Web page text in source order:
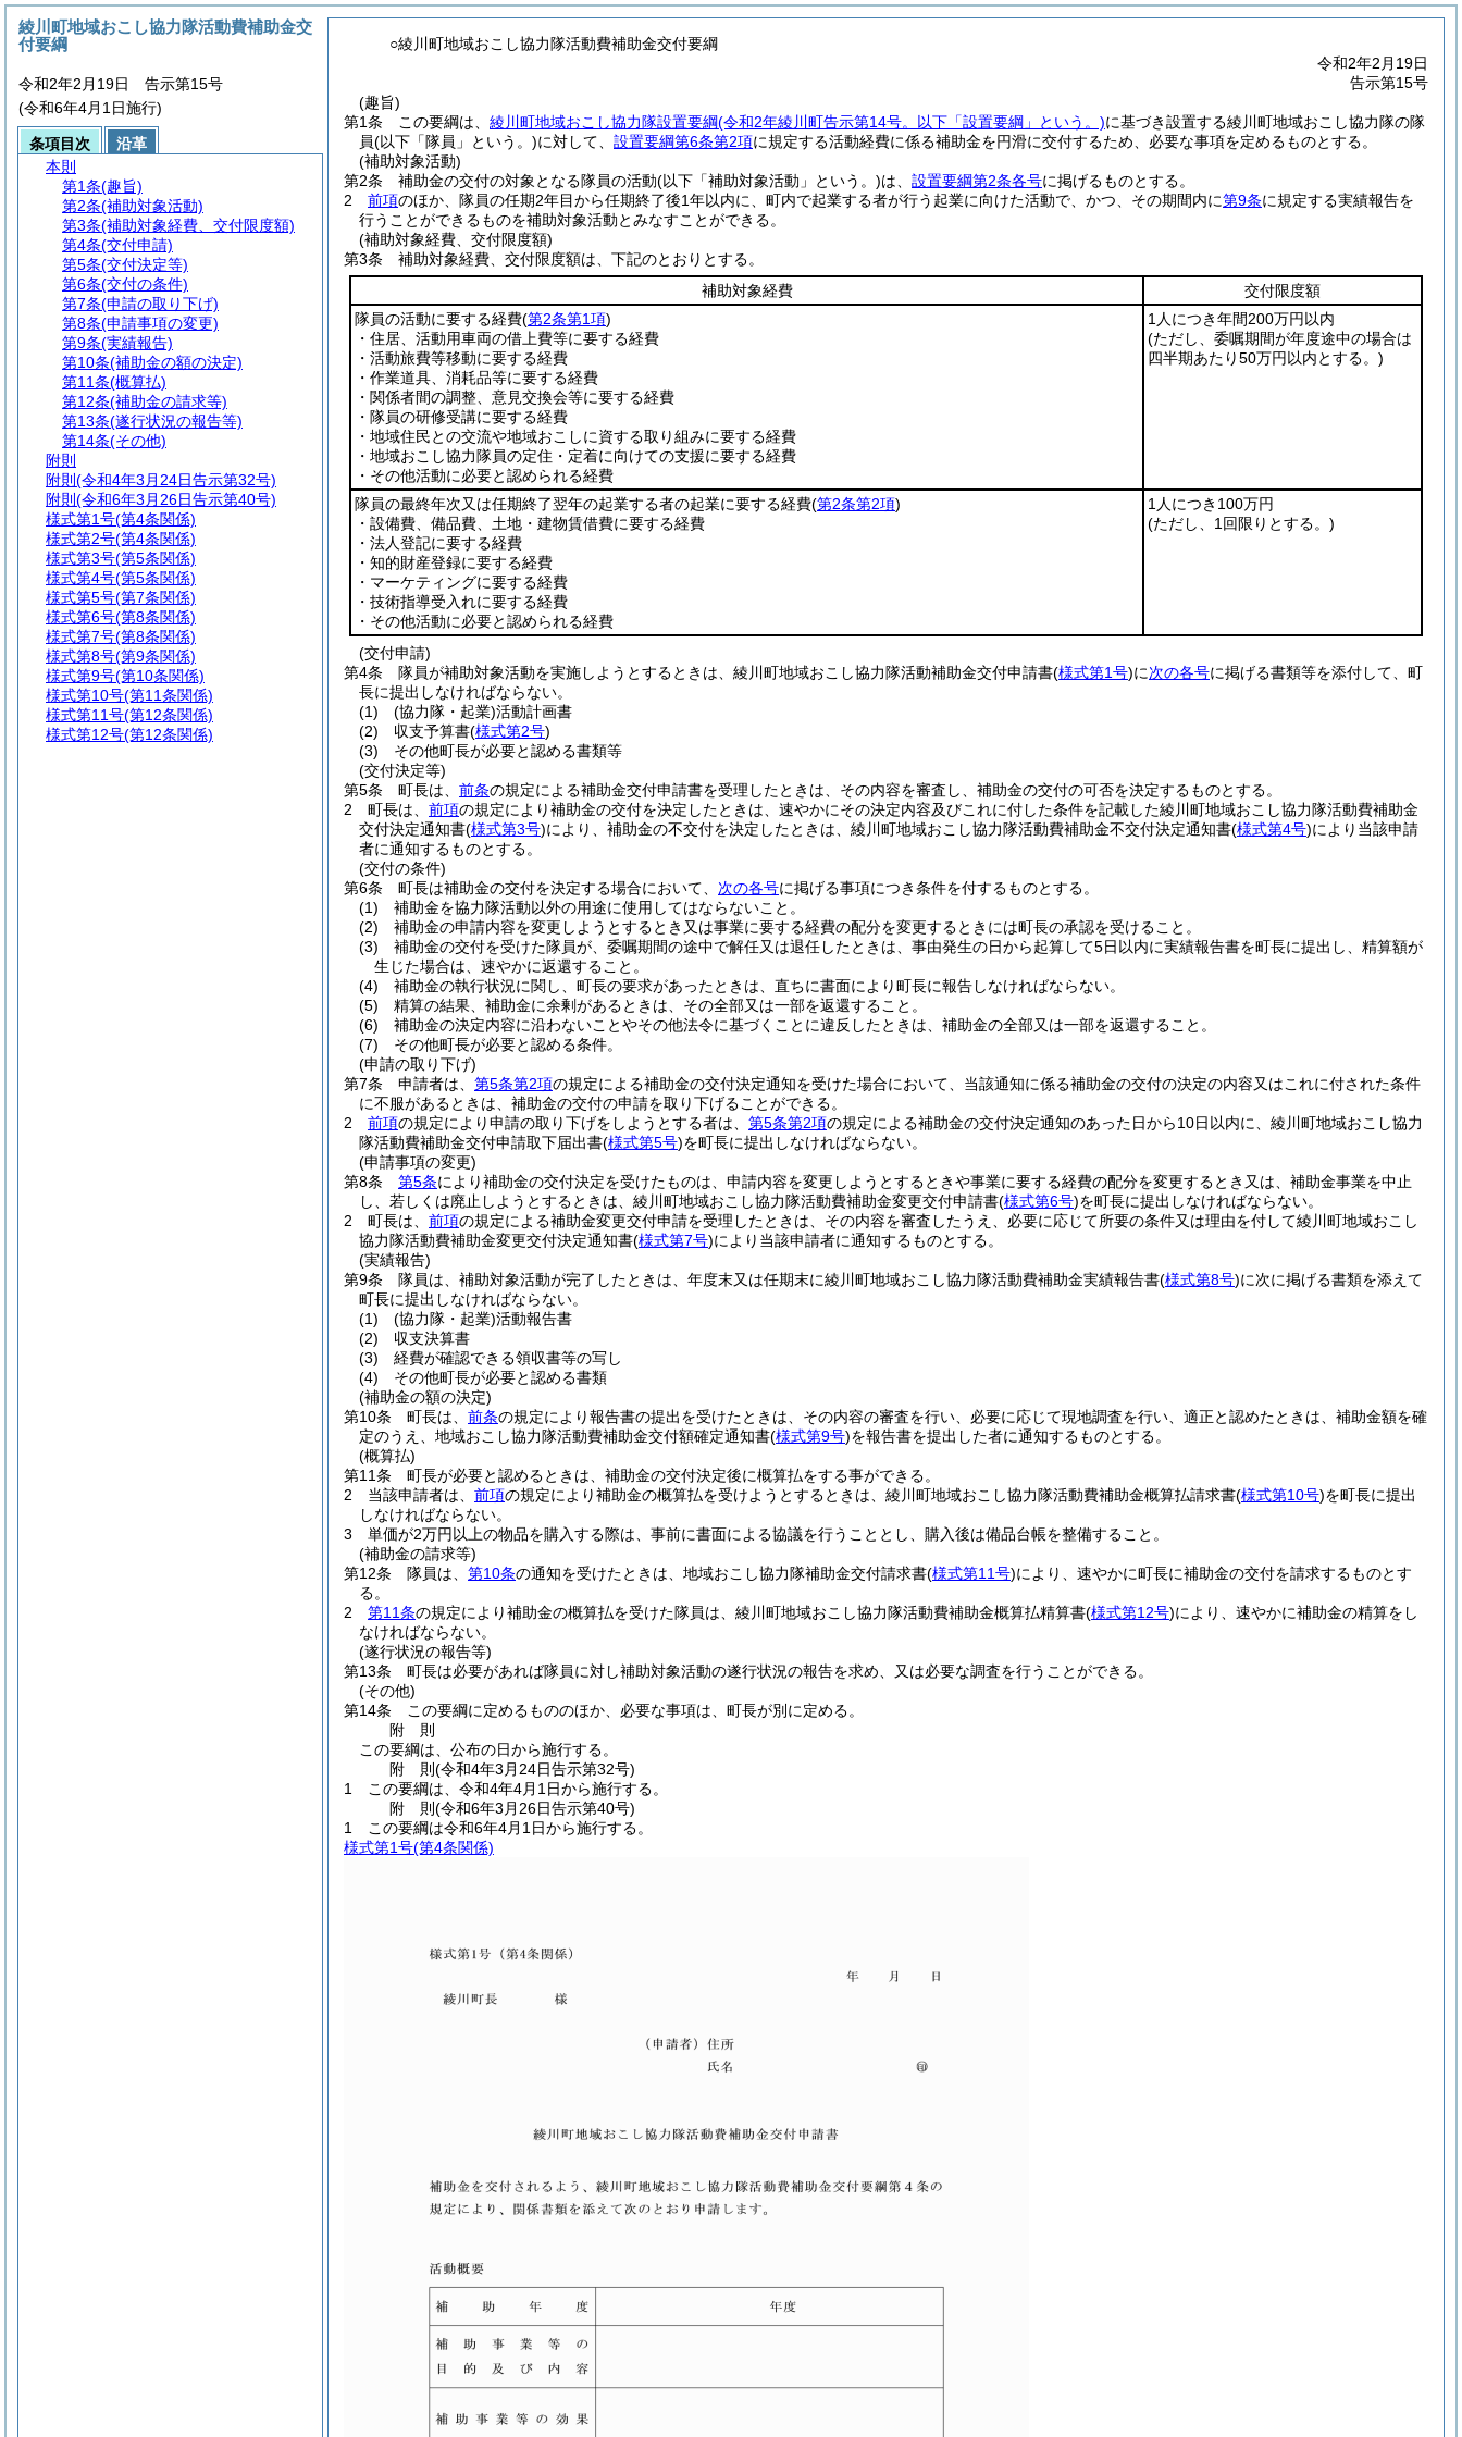
○綾川町地域おこし協力隊活動費補助金交付要綱
令和2年2月19日
告示第15号
(趣旨)
第1条
この要綱は、 綾川町地域おこし協力隊設置要綱(令和2年綾川町告示第14号。以下「設置要綱」という。)に基づき設置する綾川町地域おこし協力隊の隊
員(以下「隊員」という。)に対して、 設置要綱第6条第2項に規定する活動経費に係る補助金を円滑に交付するため、必要な事項を定めるものとする。
(補助対象活動)
第2条
補助金の交付の対象となる隊員の活動(以下「補助対象活動」という。)は、 設置要綱第2条各号に掲げるものとする。
2
前項のほか、隊員の任期2年目から任期終了後1年以内に、町内で起業する者が行う起業に向けた活動で、かつ、その期間内に第9条に規定する実績報告を
行うことができるものを補助対象活動とみなすことができる。
(補助対象経費、交付限度額)
第3条
補助対象経費、交付限度額は、下記のとおりとする。
補助対象経費
交付限度額
隊員の活動に要する経費(第2条第1項)
・住居、活動用車両の借上費等に要する経費
・活動旅費等移動に要する経費
・作業道具、消耗品等に要する経費
・関係者間の調整、意見交換会等に要する経費
・隊員の研修受講に要する経費
・地域住民との交流や地域おこしに資する取り組みに要する経費
・地域おこし協力隊員の定住・定着に向けての支援に要する経費
・その他活動に必要と認められる経費
1人につき年間200万円以内
(ただし、委嘱期間が年度途中の場合は
四半期あたり50万円以内とする。)
隊員の最終年次又は任期終了翌年の起業する者の起業に要する経費(第2条第2項)
・設備費、備品費、土地・建物賃借費に要する経費
・法人登記に要する経費
・知的財産登録に要する経費
・マーケティングに要する経費
・技術指導受入れに要する経費
・その他活動に必要と認められる経費
1人につき100万円
(ただし、1回限りとする。)
(交付申請)
第4条
隊員が補助対象活動を実施しようとするときは、綾川町地域おこし協力隊活動補助金交付申請書(様式第1号)に次の各号に掲げる書類等を添付して、町
長に提出しなければならない。
(1)
(協力隊・起業)活動計画書
(2)
収支予算書(様式第2号)
(3)
その他町長が必要と認める書類等
(交付決定等)
第5条
町長は、 前条の規定による補助金交付申請書を受理したときは、その内容を審査し、補助金の交付の可否を決定するものとする。
2
町長は、 前項の規定により補助金の交付を決定したときは、速やかにその決定内容及びこれに付した条件を記載した綾川町地域おこし協力隊活動費補助金
交付決定通知書(様式第3号)により、補助金の不交付を決定したときは、綾川町地域おこし協力隊活動費補助金不交付決定通知書(様式第4号)により当該申請
者に通知するものとする。
(交付の条件)
第6条
町長は補助金の交付を決定する場合において、 次の各号に掲げる事項につき条件を付するものとする。
(1)
補助金を協力隊活動以外の用途に使用してはならないこと。
(2)
補助金の申請内容を変更しようとするとき又は事業に要する経費の配分を変更するときには町長の承認を受けること。
(3)
補助金の交付を受けた隊員が、委嘱期間の途中で解任又は退任したときは、事由発生の日から起算して5日以内に実績報告書を町長に提出し、精算額が
生じた場合は、速やかに返還すること。
(4)
補助金の執行状況に関し、町長の要求があったときは、直ちに書面により町長に報告しなければならない。
(5)
精算の結果、補助金に余剰があるときは、その全部又は一部を返還すること。
(6)
補助金の決定内容に沿わないことやその他法令に基づくことに違反したときは、補助金の全部又は一部を返還すること。
(7)
その他町長が必要と認める条件。
(申請の取り下げ)
第7条
申請者は、 第5条第2項の規定による補助金の交付決定通知を受けた場合において、当該通知に係る補助金の交付の決定の内容又はこれに付された条件
に不服があるときは、補助金の交付の申請を取り下げることができる。
2
前項の規定により申請の取り下げをしようとする者は、 第5条第2項の規定による補助金の交付決定通知のあった日から10日以内に、綾川町地域おこし協力
隊活動費補助金交付申請取下届出書(様式第5号)を町長に提出しなければならない。
(申請事項の変更)
第8条
第5条により補助金の交付決定を受けたものは、申請内容を変更しようとするときや事業に要する経費の配分を変更するとき又は、補助金事業を中止
し、若しくは廃止しようとするときは、綾川町地域おこし協力隊活動費補助金変更交付申請書(様式第6号)を町長に提出しなければならない。
2
町長は、 前項の規定による補助金変更交付申請を受理したときは、その内容を審査したうえ、必要に応じて所要の条件又は理由を付して綾川町地域おこし
協力隊活動費補助金変更交付決定通知書(様式第7号)により当該申請者に通知するものとする。
(実績報告)
第9条
隊員は、補助対象活動が完了したときは、年度末又は任期末に綾川町地域おこし協力隊活動費補助金実績報告書(様式第8号)に次に掲げる書類を添えて
町長に提出しなければならない。
(1)
(協力隊・起業)活動報告書
(2)
収支決算書
(3)
経費が確認できる領収書等の写し
(4)
その他町長が必要と認める書類
(補助金の額の決定)
第10条
町長は、 前条の規定により報告書の提出を受けたときは、その内容の審査を行い、必要に応じて現地調査を行い、適正と認めたときは、補助金額を確
定のうえ、地域おこし協力隊活動費補助金交付額確定通知書(様式第9号)を報告書を提出した者に通知するものとする。
(概算払)
第11条
町長が必要と認めるときは、補助金の交付決定後に概算払をする事ができる。
2
当該申請者は、 前項の規定により補助金の概算払を受けようとするときは、綾川町地域おこし協力隊活動費補助金概算払請求書(様式第10号)を町長に提出
しなければならない。
3
単価が2万円以上の物品を購入する際は、事前に書面による協議を行うこととし、購入後は備品台帳を整備すること。
(補助金の請求等)
第12条
隊員は、 第10条の通知を受けたときは、地域おこし協力隊補助金交付請求書(様式第11号)により、速やかに町長に補助金の交付を請求するものとす
る。
2
第11条の規定により補助金の概算払を受けた隊員は、綾川町地域おこし協力隊活動費補助金概算払精算書(様式第12号)により、速やかに補助金の精算をし
なければならない。
(遂行状況の報告等)
第13条
町長は必要があれば隊員に対し補助対象活動の遂行状況の報告を求め、又は必要な調査を行うことができる。
(その他)
第14条
この要綱に定めるもののほか、必要な事項は、町長が別に定める。
附 則
この要綱は、公布の日から施行する。
附 則(令和4年3月24日告示第32号)
1
この要綱は、令和4年4月1日から施行する。
附 則(令和6年3月26日告示第40号)
1
この要綱は令和6年4月1日から施行する。
様式第1号(第4条関係)
綾川町地域おこし協力隊活動費補助金交
付要綱
令和2年2月19日 告示第15号
(令和6年4月1日施行)
条項目次
沿革
本則
第1条(趣旨)
第2条(補助対象活動)
第3条(補助対象経費、交付限度額)
第4条(交付申請)
第5条(交付決定等)
第6条(交付の条件)
第7条(申請の取り下げ)
第8条(申請事項の変更)
第9条(実績報告)
第10条(補助金の額の決定)
第11条(概算払)
第12条(補助金の請求等)
第13条(遂行状況の報告等)
第14条(その他)
附則
附則 (令和4年3月24日告示第32号)
附則 (令和6年3月26日告示第40号)
様式第1号(第4条関係)
様式第2号(第4条関係)
様式第3号(第5条関係)
様式第4号(第5条関係)
様式第5号(第7条関係)
様式第6号(第8条関係)
様式第7号(第8条関係)
様式第8号(第9条関係)
様式第9号(第10条関係)
様式第10号(第11条関係)
様式第11号(第12条関係)
様式第12号(第12条関係)